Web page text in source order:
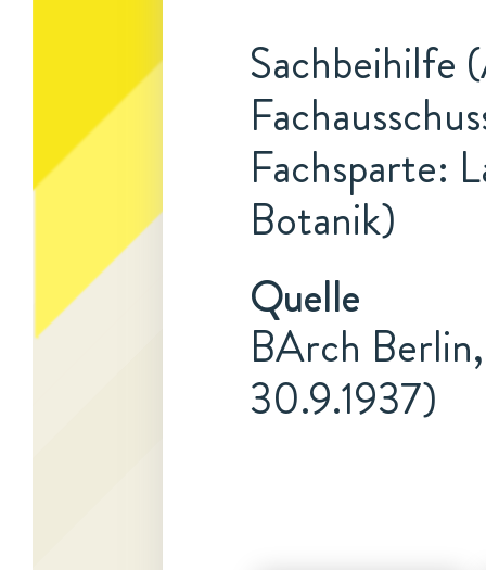
Sachbeihilfe
Fachsparte:
Botanik)
Quelle
BArch
30.9.1937)